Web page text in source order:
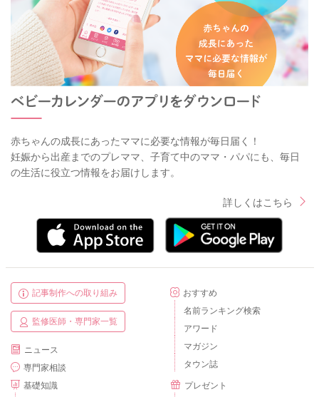
赤ちゃんの成長にあったママに必要な情報が毎日届く！
妊娠から出産までのプレママ、子育て中のママ・パパにも、毎日
の生活に役立つ情報をお届けします。
詳しくはこちら
記事制作への取り組み
監修医師・専門家一覧
ニュース
専門家相談
基礎知識
おすすめ
名前ランキング検索
アワード
マガジン
タウン誌
プレゼント